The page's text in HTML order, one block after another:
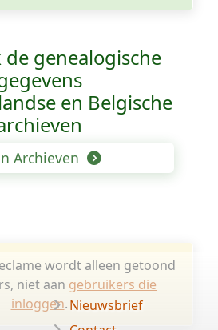
de genealogische
en Belgische
Archieven
wordt alleen getoond
niet aan gebruikers die
inloggen.Nieuwsbrief